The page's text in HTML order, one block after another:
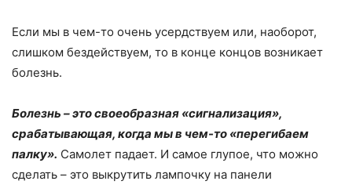
Если мы в чем-то очень усердствуем или, наоборот,
слишком бездействуем, то в конце концов возникает
болезнь.
Болезнь – это своеобразная «сигнализация»,
срабатывающая, когда мы в чем-то «перегибаем
палку». Самолет падает. И самое глупое, что можно
сделать – это выкрутить лампочку на панели